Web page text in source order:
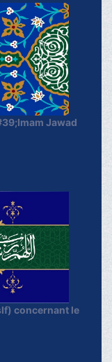
Jawad
concernant le